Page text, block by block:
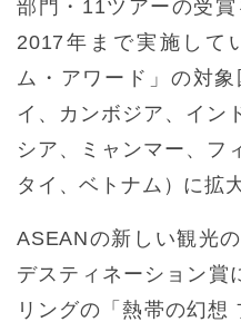
部門・11ツアーの受
2017年まで実施して
ム・アワード」の対
イ、カンボジア、イン
シア、ミャンマー、フ
タイ、ベトナム）に拡
ASEANの新しい観光
デスティネーション賞
リングの「熱帯の幻想